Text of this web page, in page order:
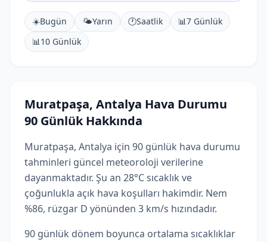
☀️Bugün 🌤️Yarın 🕐Saatlik 📊7 Günlük
📊10 Günlük
Muratpaşa, Antalya Hava Durumu
90 Günlük Hakkında
Muratpaşa, Antalya için 90 günlük hava durumu
tahminleri güncel meteoroloji verilerine
dayanmaktadır. Şu an 28°C sıcaklık ve
çoğunlukla açık hava koşulları hakimdir. Nem
%86, rüzgar D yönünden 3 km/s hızındadır.
90 günlük dönem boyunca ortalama sıcaklıklar